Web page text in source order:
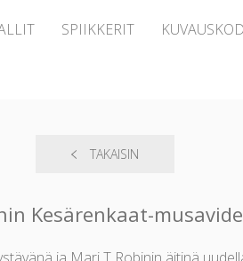
SPIIKKERIT
TAKAISIN
Kesärenkaat-